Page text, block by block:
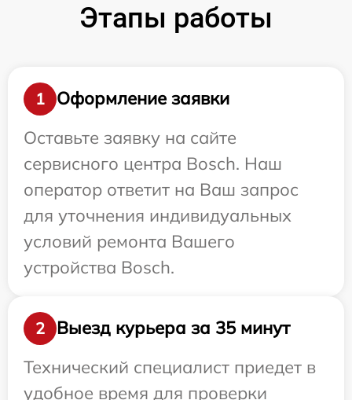
Этапы работы
1
Оформление заявки
Оставьте заявку на сайте
сервисного центра Bosch. Наш
оператор ответит на Ваш запрос
для уточнения индивидуальных
условий ремонта Вашего
устройства Bosch.
2
Выезд курьера за 35 минут
Технический специалист приедет в
удобное время для проверки